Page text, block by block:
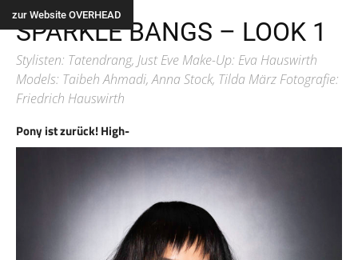
zur Website OVERHEAD
SPARKLE BANGS – LOOK 1
Stylisten: Tatendrang, Just Eve Make-Up: Eva Hauswirth
Models: Taibeh Ahmadi, Anna Stock, Tilda März Fotografie:
Friedrich Hauswirth
Pony ist zurück! High-